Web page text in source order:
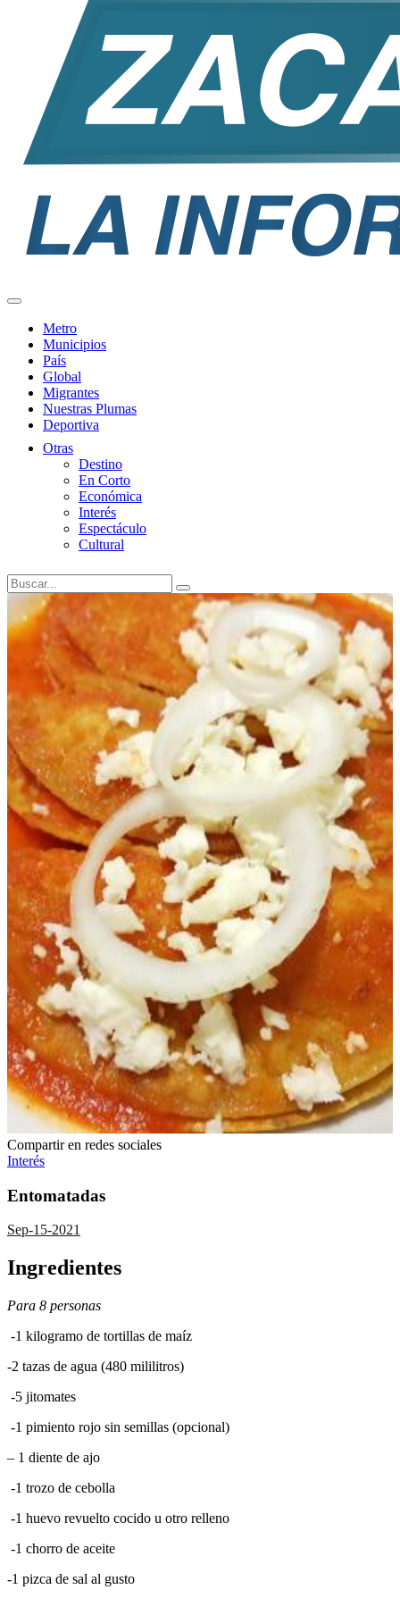
Metro
Municipios
País
Global
Migrantes
Nuestras Plumas
Deportiva
Otras
Destino
En Corto
Económica
Interés
Espectáculo
Cultural
Compartir en redes sociales
Interés
Entomatadas
Sep-15-2021
Ingredientes
Para 8 personas
-1 kilogramo de tortillas de maíz
-2 tazas de agua (480 mililitros)
-5 jitomates
-1 pimiento rojo sin semillas (opcional)
– 1 diente de ajo
-1 trozo de cebolla
-1 huevo revuelto cocido u otro relleno
-1 chorro de aceite
-1 pizca de sal al gusto